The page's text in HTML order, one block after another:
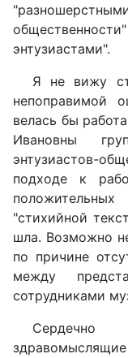
энтузиастами".
Я не вижу
непоправимой
велась бы
Ивановны
энтузиастов-
подходе к
"стихийной
шла. Возможно
по причине
между
сотрудниками